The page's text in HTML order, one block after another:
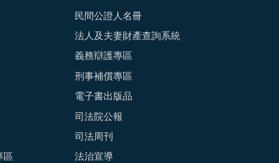
區
民間公證人名冊
法人及夫妻財產查詢系統
義務辯護專區
刑事補償專區
電子書出版品
司法院公報
司法周刊
法治宣導